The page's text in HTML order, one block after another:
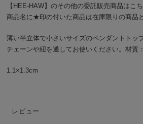
【HEE-HAW】のその他の委託販売商品はこ
商品名に★印の付いた商品は在庫限りの商品
薄い半立体で小さいサイズのペンダントトッ
チェーンや紐を通してお使いください。材質
1.1×1.3cm
レビュー